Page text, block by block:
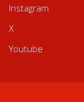
Instagram
X
Youtube